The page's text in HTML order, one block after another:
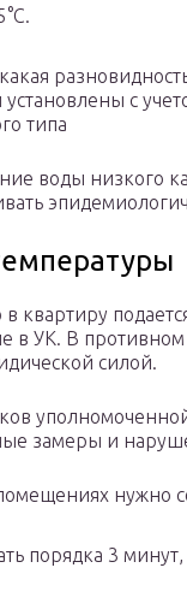
с
типа
воды низкого
квартиру
в УК. В
силой.
замеры и
нужно
порядка 3